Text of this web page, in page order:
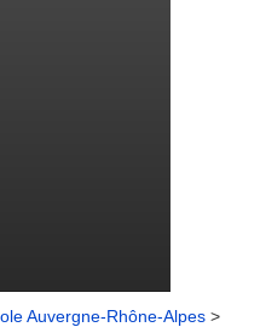
Auvergne-Rhône-Alpes >